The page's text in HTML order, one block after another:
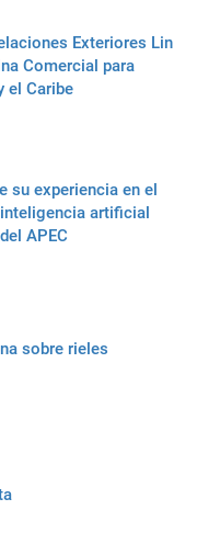
Exteriores Lin
Comercial para
el Caribe
su experiencia en el
artificial
APEC
sobre rieles